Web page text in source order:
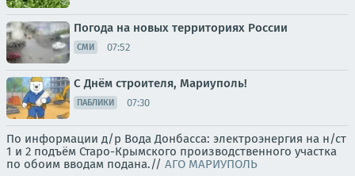
Погода на новых территориях России
СМИ 07:52
С Днём строителя, Мариуполь!
ПАБЛИКИ 07:30
По информации д/р Вода Донбасса: электроэнергия на н/ст
1 и 2 подъём Старо-Крымского производственного участка
по обоим вводам подана.// АГО МАРИУПОЛЬ